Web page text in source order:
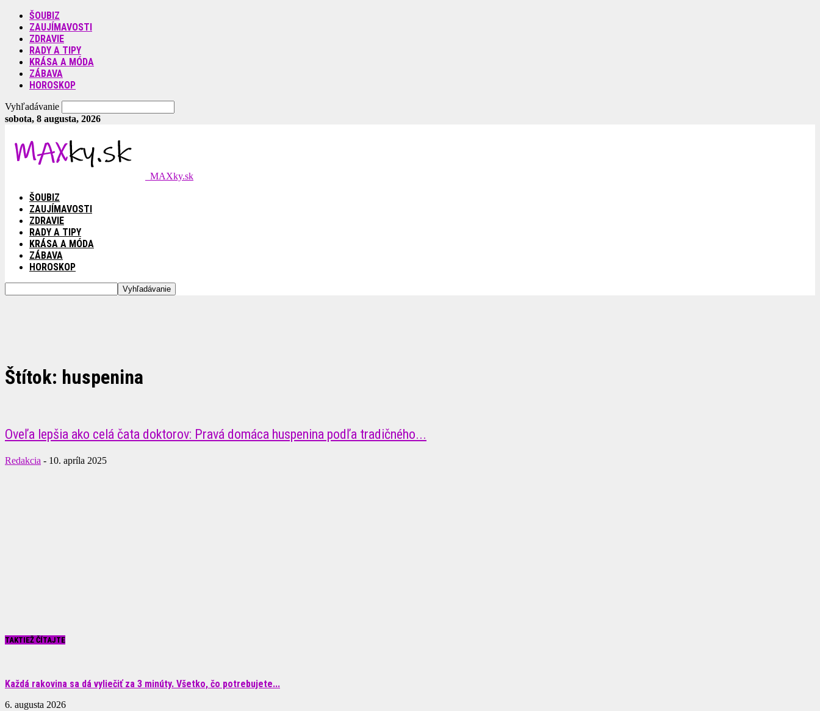
ŠOUBIZ
ZAUJÍMAVOSTI
ZDRAVIE
RADY A TIPY
KRÁSA A MÓDA
ZÁBAVA
HOROSKOP
Vyhľadávanie
sobota, 8 augusta, 2026
MAXky.sk
ŠOUBIZ
ZAUJÍMAVOSTI
ZDRAVIE
RADY A TIPY
KRÁSA A MÓDA
ZÁBAVA
HOROSKOP
Štítok: huspenina
Oveľa lepšia ako celá čata doktorov: Pravá domáca huspenina podľa tradičného...
Redakcia - 10. apríla 2025
TAKTIEŽ ČÍTAJTE
Každá rakovina sa dá vyliečiť za 3 minúty. Všetko, čo potrebujete...
6. augusta 2026